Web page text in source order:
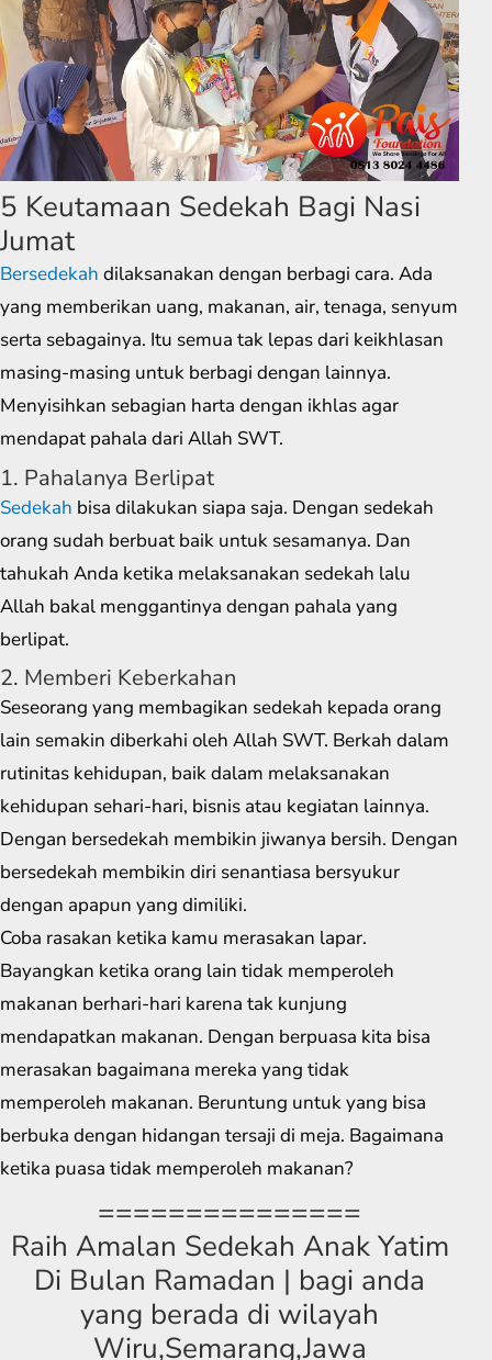
5 Keutamaan Sedekah Bagi Nasi
Jumat
Bersedekah dilaksanakan dengan berbagi cara. Ada
yang memberikan uang, makanan, air, tenaga, senyum
serta sebagainya. Itu semua tak lepas dari keikhlasan
masing-masing untuk berbagi dengan lainnya.
Menyisihkan sebagian harta dengan ikhlas agar
mendapat pahala dari Allah SWT.
1. Pahalanya Berlipat
Sedekah bisa dilakukan siapa saja. Dengan sedekah
orang sudah berbuat baik untuk sesamanya. Dan
tahukah Anda ketika melaksanakan sedekah lalu
Allah bakal menggantinya dengan pahala yang
berlipat.
2. Memberi Keberkahan
Seseorang yang membagikan sedekah kepada orang
lain semakin diberkahi oleh Allah SWT. Berkah dalam
rutinitas kehidupan, baik dalam melaksanakan
kehidupan sehari-hari, bisnis atau kegiatan lainnya.
Dengan bersedekah membikin jiwanya bersih. Dengan
bersedekah membikin diri senantiasa bersyukur
dengan apapun yang dimiliki.
Coba rasakan ketika kamu merasakan lapar.
Bayangkan ketika orang lain tidak memperoleh
makanan berhari-hari karena tak kunjung
mendapatkan makanan. Dengan berpuasa kita bisa
merasakan bagaimana mereka yang tidak
memperoleh makanan. Beruntung untuk yang bisa
berbuka dengan hidangan tersaji di meja. Bagaimana
ketika puasa tidak memperoleh makanan?
===============
Raih Amalan Sedekah Anak Yatim
Di Bulan Ramadan | bagi anda
yang berada di wilayah
Wiru,Semarang,Jawa